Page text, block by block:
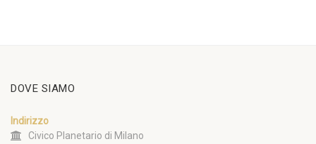
DOVE SIAMO
Indirizzo
Civico Planetario di Milano